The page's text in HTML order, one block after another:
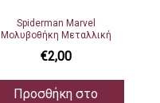
Spiderman Marvel
Μολυβοθήκη Μεταλλική
€2,00
Προσθήκη στο